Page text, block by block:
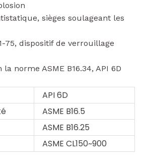
sièges soulageant les
75, dispositif de verrouillage
norme ASME B16.34, API 6D
API 6D
ASME B16.5
ASME B16.25
ASME CL150~900